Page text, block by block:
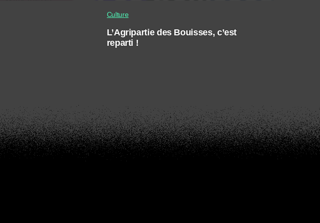
Culture
L’Agripartie des Bouisses, c’est
reparti !